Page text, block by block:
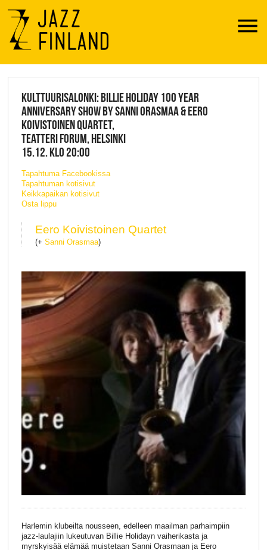
Menu
JAZZ FINLAND LIVE
KULTTUURISALONKI: BILLIE HOLIDAY 100 YEAR
ANNIVERSARY SHOW BY SANNI ORASMAA & EERO
KOIVISTOINEN QUARTET,
TEATTERI FORUM, HELSINKI
15.12. KLO 20:00
Tapahtuma Facebookissa
Tapahtuman kotisivut
Keikkapaikan kotisivut
Osta lippu
Eero Koivistoinen Quartet
(+ Sanni Orasmaa)
Harlemin klubeilta nousseen, edelleen maailman parhaimpiin
jazz-laulajiin lukeutuvan Billie Holidayn vaiherikasta ja
myrskyisää elämää muistetaan Sanni Orasmaan ja Eero